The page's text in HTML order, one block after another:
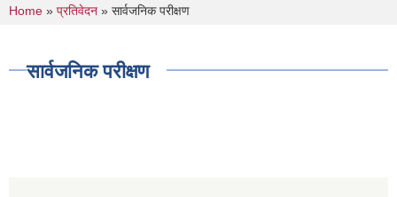
You are here
Home » प्रतिवेदन » सार्वजनिक परीक्षण
सार्वजनिक परीक्षण